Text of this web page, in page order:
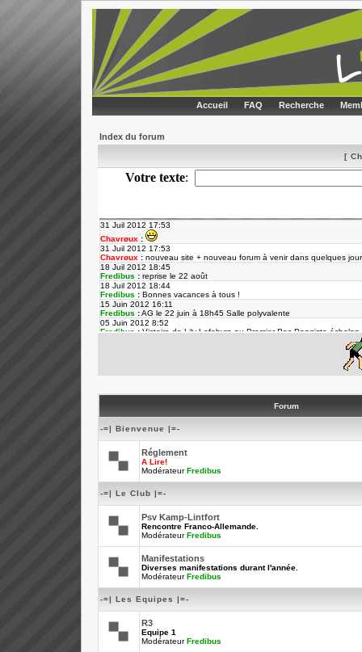
Accueil FAQ Recherche
Index du forum
[
Forum
-=| Bienvenue |=-
Réglement
A Lire!
ModérateurFredibus
-=| Le Club |=-
Psv Kamp-Lintfort
Rencontre Franco-Allemande.
ModérateurFredibus
Manifestations
Diverses manifestations durant l'année.
ModérateurFredibus
-=| Les Equipes |=-
R3
Equipe 1
ModérateurFredibus